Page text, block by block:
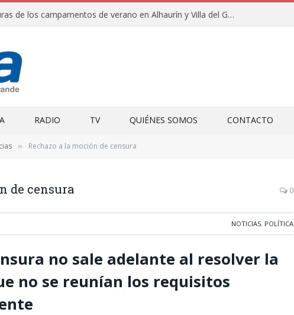
Clausuras de los campamentos de verano en Alhaurín y Villa del Guadalhorce 2026
RADIO TV QUIÉNES SOMOS CONTACTO
» Rechazo a la moción de censura
de censura 0
NOTICIAS, POLÍTICA
no sale adelante al resolver la
no se reunían los requisitos